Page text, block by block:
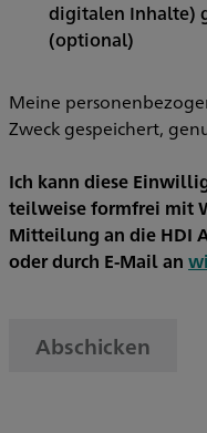
digitalen Inhalte)
(optional)
Meine
Zweck gespeichert,
Ich kann diese
teilweise formfrei mit
Mitteilung an die HDI
oder durch E-Mail an
Abschicken